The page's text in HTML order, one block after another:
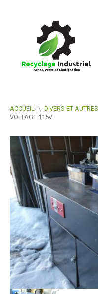
ACCUEIL \ DIVERS ET AUTRES
VOLTAGE 115V